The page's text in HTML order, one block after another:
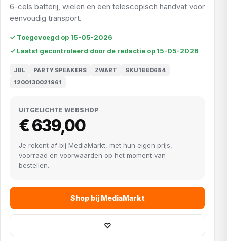
6-cels batterij, wielen en een telescopisch handvat voor
eenvoudig transport.
✓ Toegevoegd op 15-05-2026
✓ Laatst gecontroleerd door de redactie op 15-05-2026
JBL PARTY SPEAKERS ZWART
SKU1880684
1200130021961
UITGELICHTE WEBSHOP
€ 639,00
Je rekent af bij MediaMarkt, met hun eigen prijs,
voorraad en voorwaarden op het moment van
bestellen.
Shop bij MediaMarkt
♡